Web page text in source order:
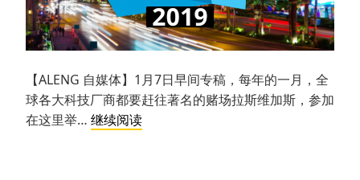
造
【ALENG 自媒体】1月7日早间专稿，每年的一月，全
球各大科技厂商都要赶往著名的赌场拉斯维加斯，参加
在这里举… 继续阅读2019